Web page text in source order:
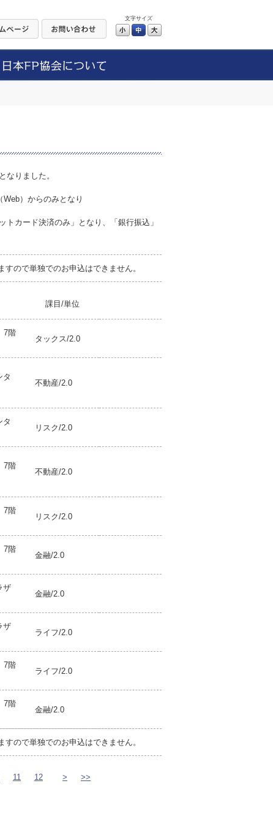
文字サイズ
小 中
なりました。
）からのみとなり
カード決済のみ」となり、「銀行振込」
ので単独でのお申込はできません。
ので単独でのお申込はできません。
課目/単位
7階
タックス/2.0
タ
不動産/2.0
タ
リスク/2.0
7階
不動産/2.0
7階
リスク/2.0
7階
金融/2.0
ザ
金融/2.0
ザ
ライフ/2.0
7階
ライフ/2.0
7階
金融/2.0
11 12 > >>